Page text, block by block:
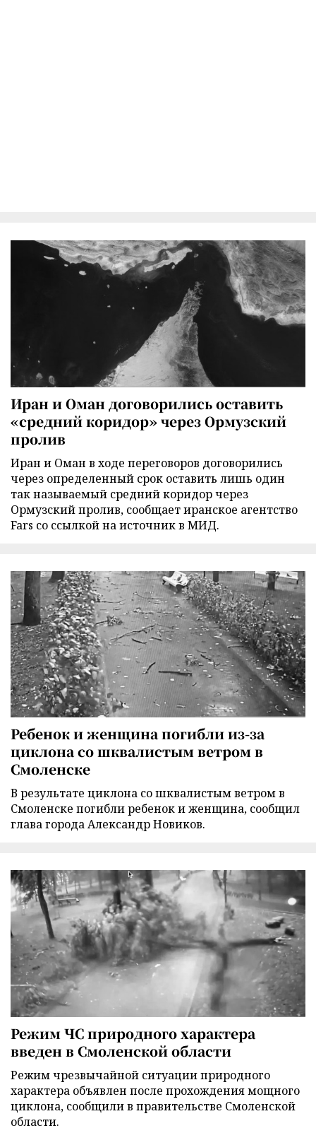
Иран и Оман договорились оставить
«средний коридор» через Ормузский
пролив
Иран и Оман в ходе переговоров договорились
через определенный срок оставить лишь один
так называемый средний коридор через
Ормузский пролив, сообщает иранское агентство
Fars со ссылкой на источник в МИД.
Ребенок и женщина погибли из-за
циклона со шквалистым ветром в
Смоленске
В результате циклона со шквалистым ветром в
Смоленске погибли ребенок и женщина, сообщил
глава города Александр Новиков.
Режим ЧС природного характера
введен в Смоленской области
Режим чрезвычайной ситуации природного
характера объявлен после прохождения мощного
циклона, сообщили в правительстве Смоленской
области.